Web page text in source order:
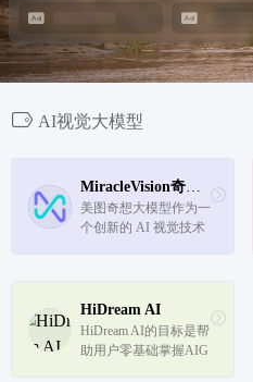
AI视觉大模型
MiracleVision奇想智能
美图奇想大模型作为一
个创新的 AI 视觉技术
的创意工具。
HiDream AI
HiDream AI的目标是帮
助用户零基础掌握AIG